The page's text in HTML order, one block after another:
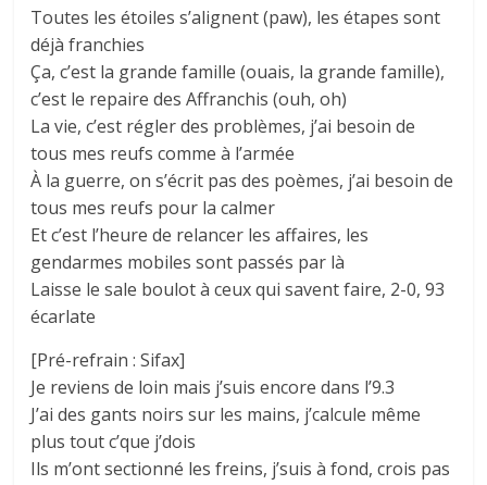
Toutes les étoiles s’alignent (paw), les étapes sont
déjà franchies
Ça, c’est la grande famille (ouais, la grande famille),
c’est le repaire des Affranchis (ouh, oh)
La vie, c’est régler des problèmes, j’ai besoin de
tous mes reufs comme à l’armée
À la guerre, on s’écrit pas des poèmes, j’ai besoin de
tous mes reufs pour la calmer
Et c’est l’heure de relancer les affaires, les
gendarmes mobiles sont passés par là
Laisse le sale boulot à ceux qui savent faire, 2-0, 93
écarlate
[Pré-refrain : Sifax]
Je reviens de loin mais j’suis encore dans l’9.3
J’ai des gants noirs sur les mains, j’calcule même
plus tout c’que j’dois
Ils m’ont sectionné les freins, j’suis à fond, crois pas